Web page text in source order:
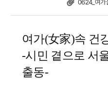
0624_여가
여가(女家)속 건
-시민 곁으로 서
출동-